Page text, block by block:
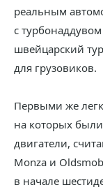
реальным
с
швейцарский
для грузовиков.
Первыми же
на которых
двигатели,
Monza и
в начале